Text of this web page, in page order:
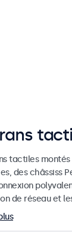
tactiles montés
des châssiss
de réseau et